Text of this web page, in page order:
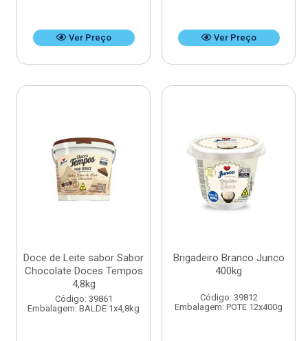
Ver Preço Ver Preço
Doce de Leite sabor Sabor
Chocolate Doces Tempos
4,8kg
Código: 39861
Embalagem: BALDE 1x4,8kg
Brigadeiro Branco Junco
400kg
Código: 39812
Embalagem: POTE 12x400g